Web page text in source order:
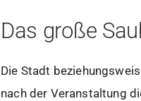
Das große
Die Stadt
nach der Veranstaltung